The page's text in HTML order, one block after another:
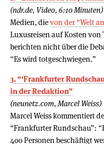
(ndr.de, Video, 6:10 Minuten)
Medien, dievon der “Welt
Luxusreisen auf Kosten
berichten nicht über die
“Es wird totgeschwiegen.”
3. “‘Frankfurter
in der Redaktion”
(neunetz.com, Marcel Weiss)
Marcel Weiss kommentiert
“Frankfurter Rundschau”:
400 Personen beschäftigt